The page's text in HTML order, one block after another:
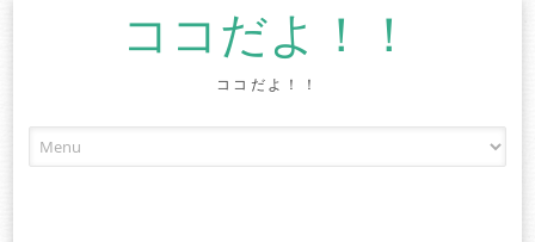
ココだよ！！
ココだよ！！
to